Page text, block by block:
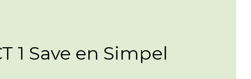
1 Save en Simpel